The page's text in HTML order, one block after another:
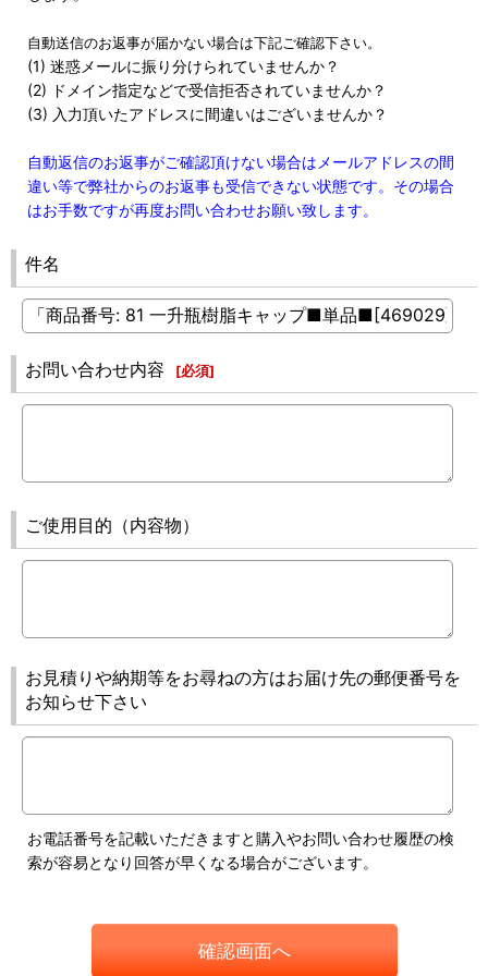
自動送信のお返事が届かない場合は下記ご確認下さい。
(1) 迷惑メールに振り分けられていませんか？
(2) ドメイン指定などで受信拒否されていませんか？
(3) 入力頂いたアドレスに間違いはございませんか？
自動返信のお返事がご確認頂けない場合はメールアドレスの間
違い等で弊社からのお返事も受信できない状態です。その場合
はお手数ですが再度お問い合わせお願い致します。
件名
お問い合わせ内容 [必須]
ご使用目的（内容物）
お見積りや納期等をお尋ねの方はお届け先の郵便番号を
お知らせ下さい
お電話番号を記載いただきますと購入やお問い合わせ履歴の検
索が容易となり回答が早くなる場合がございます。
確認画面へ